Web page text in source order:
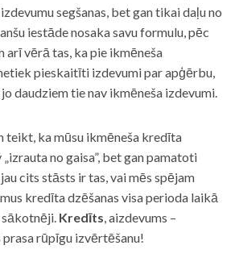
segšanas, bet gan tikai daļu no
iestāde nosaka savu formulu, pēc
arī vērā tas, ka pie ikmēneša
pieskaitīti izdevumi par apģērbu,
daudziem tie nav ikmēneša izdevumi.
teikt, ka mūsu ikmēneša kredīta
„izrauta no gaisa”, bet gan pamatoti
cits stāsts ir tas, vai mēs spējam
kredīta dzēšanas visa perioda laikā
Kredīts, aizdevums –
rūpīgu izvērtēšanu!